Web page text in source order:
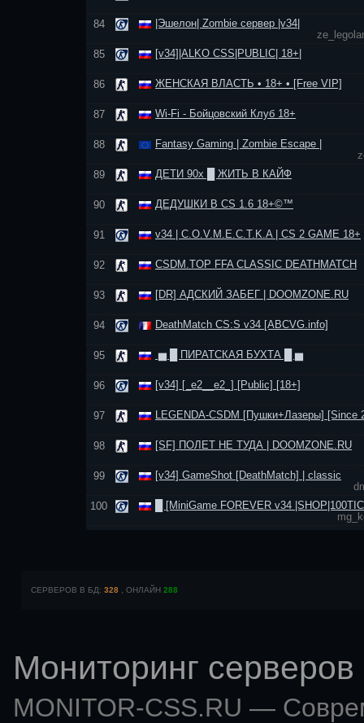
84
|Эшелон| Zombie сервер |v34|
85
[v34]|ALKO CSS|PUBLIC| 18+|
86 ЖЕНСКАЯ ВЛАСТЬ • 18+ • [Free VIP]
87 Wi-Fi - Бойцовский Клуб 18+
88
Fantasy Gaming | Zombie Escape |
89
ДЕТИ 90х █ ЖИТЬ В КАЙФ
90 ДЕДУШКИ В CS 1.6 18+©™
91 v34 | C.O.V.M.E.C.T.K.A | CS 2 GAME 18+
92 CSDM.TOP FFA CLASSIC DEATHMATCH
93 [DR] АДСКИЙ ЗАБЕГ | DOOMZONE.RU
94 DeathMatch CS:S v34 [ABCVG.info]
95 ▅ █ ПИРАТСКАЯ БУХТА █ ▅
96 [v34] [_e2__e2_] [Public] [18+]
97 LEGENDA-CSDM [Пушки+Лазеры] [Since
98 [SF] ПОЛЕТ НЕ ТУДА | DOOMZONE.RU
99
[v34] GameShot [DeathMatch] | classic
100
█ [MiniGame FOREVER v34
СЕРВЕРОВ В БД: 328 , ОНЛАЙН 288
Мониторинг
MONITOR-CSS.RU —